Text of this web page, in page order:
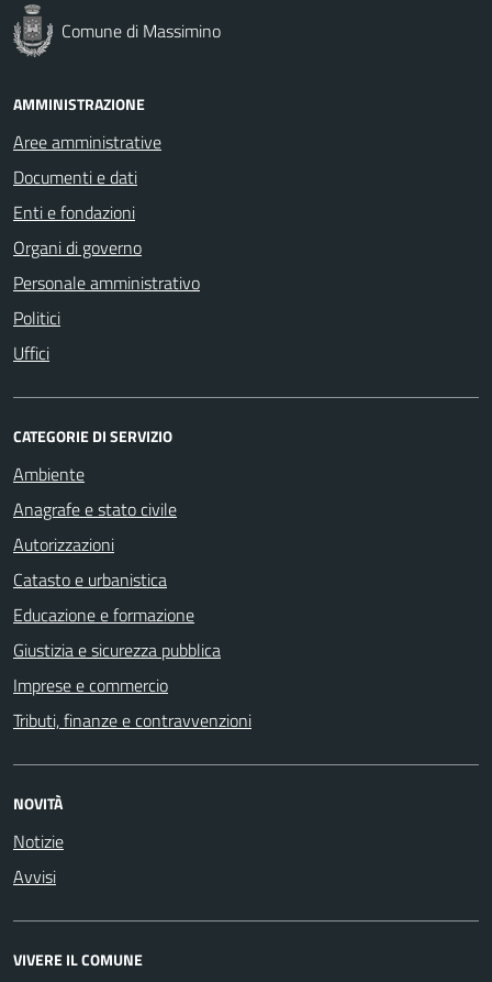
Comune di Massimino
AMMINISTRAZIONE
Aree amministrative
Documenti e dati
Enti e fondazioni
Organi di governo
Personale amministrativo
Politici
Uffici
CATEGORIE DI SERVIZIO
Ambiente
Anagrafe e stato civile
Autorizzazioni
Catasto e urbanistica
Educazione e formazione
Giustizia e sicurezza pubblica
Imprese e commercio
Tributi, finanze e contravvenzioni
NOVITÀ
Notizie
Avvisi
VIVERE IL COMUNE